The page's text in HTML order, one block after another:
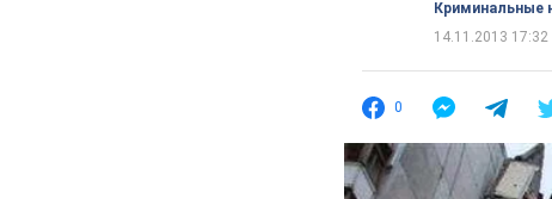
Криминальные
14.11.2013 17:32
0